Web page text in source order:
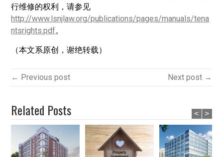
行维修的权利，请参见
http://www.lsnjlaw.org/publications/pages/manuals/tena
ntsrights.pdf。
（本文系原创，谢绝转载）
← Previous post Next post →
Related Posts < >